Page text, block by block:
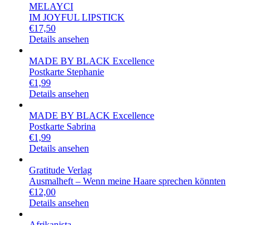
MELAYCI
IM JOYFUL LIPSTICK
€17,50
Details ansehen
MADE BY BLACK Excellence
Postkarte Stephanie
€1,99
Details ansehen
MADE BY BLACK Excellence
Postkarte Sabrina
€1,99
Details ansehen
Gratitude Verlag
Ausmalheft – Wenn meine Haare sprechen könnten
€12,00
Details ansehen